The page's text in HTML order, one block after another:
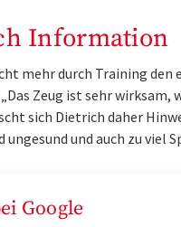
Information
mehr durch Training den
Zeug ist sehr
sich Dietrich daher
ungesund und auch zu
Google